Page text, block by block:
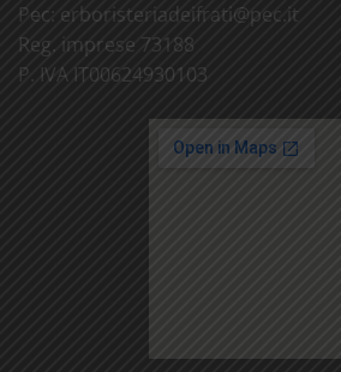
Pec: erboristeriadeifrati@pec.it
Reg. imprese 73188
P. IVA IT00624930103